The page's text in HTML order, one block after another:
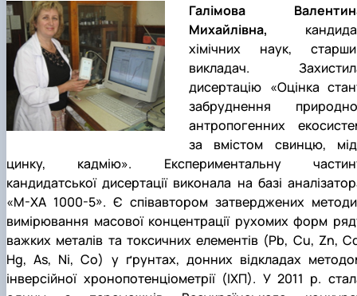
Галімова
Михайлівна,
хімічних наук,
викладач.
дисертацію «Оцінка
забруднення
антропогенних
за вмістом свинцю,
цинку, кадмію». Експериментальну
кандидатської дисертації виконала на базі
«М-ХА 1000-5». Є співавтором затверджених
вимірювання масової концентрації рухомих форм
важких металів та токсичних елементів (Pb, Cu, Zn,
Hg,As, Ni,Co) у ґрунтах, донних відкладах
інверсійної хронопотенціометрії (ІХП). У 2011 р.